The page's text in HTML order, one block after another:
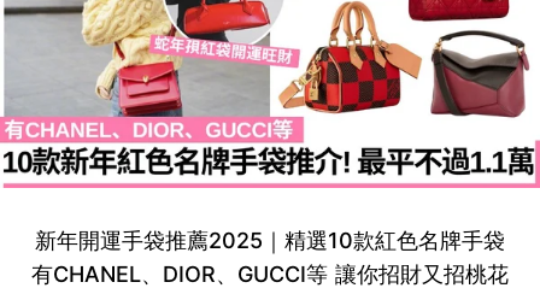
新年開運手袋推薦2025｜精選10款紅色名牌手袋
有CHANEL、DIOR、GUCCI等 讓你招財又招桃花